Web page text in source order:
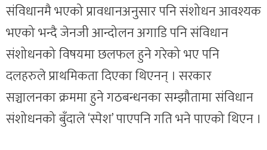
संविधानमै भएको प्रावधानअनुसार पनि संशोधन आवश्यक
भएको भन्दै जेनजी आन्दोलन अगाडि पनि संविधान
संशोधनको विषयमा छलफल हुने गरेको भए पनि
दलहरुले प्राथमिकता दिएका थिएनन् । सरकार
सञ्चालनका क्रममा हुने गठबन्धनका सम्झौतामा संविधान
संशोधनको बुँदाले ‘स्पेश’ पाएपनि गति भने पाएको थिएन ।